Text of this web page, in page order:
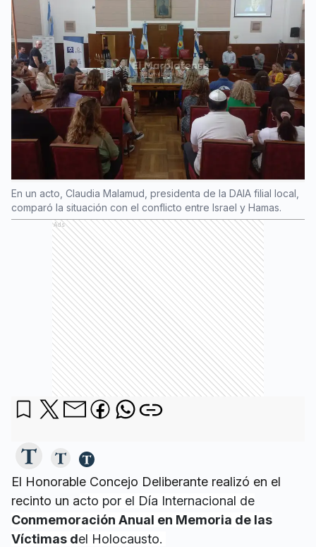
En un acto, Claudia Malamud, presidenta de la DAIA filial local,
comparó la situación con el conflicto entre Israel y Hamas.
Ads
El Honorable Concejo Deliberante realizó en el
recinto un acto por el Día Internacional de
Conmemoración Anual en Memoria de las
Víctimas del Holocausto.